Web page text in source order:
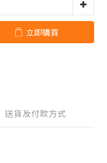
立即購買
送貨及付款方式